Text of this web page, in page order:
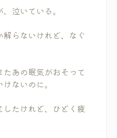
泣いている。
らないけれど、なぐ
あの眠気がおそって
ないのに。
たけれど、ひどく疲